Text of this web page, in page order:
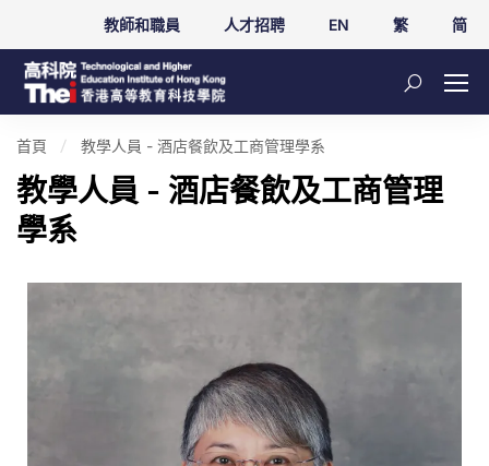
教師和職員 人才招聘 EN 繁 简
首頁 教學人員 - 酒店餐飲及工商管理學系
教學人員 - 酒店餐飲及工商管理
學系